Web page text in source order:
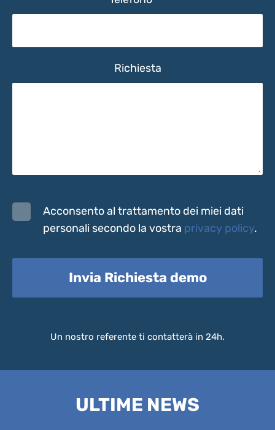
Richiesta
Acconsento al trattamento dei miei dati
personali secondo la vostra privacy policy.
Invia Richiesta demo
Un nostro referente ti contatterà in 24h.
ULTIME NEWS